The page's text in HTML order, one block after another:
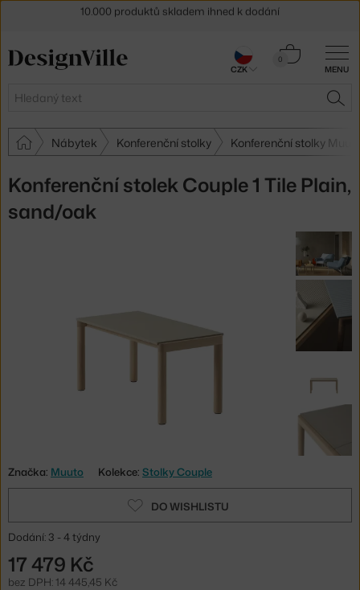
MENU
Hledat
0
Košík
Nábytek Konferenční stolky Konferenční stolky
Konferenční stolek Couple 1 Tile Plain,
sand/oak
Značka: Muuto Kolekce: Stolky Couple
DO WISHLISTU
Dodání: 3 - 4 týdny
17 479 Kč
bez DPH: 14 445,45 Kč
30 dní na vrácení zboží
CZK